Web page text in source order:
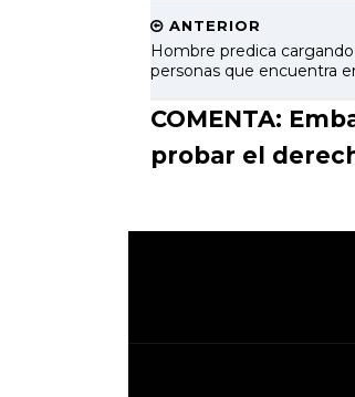
ANTERIOR
Hombre predica
personas que encuentra
COMENTA:
probar el